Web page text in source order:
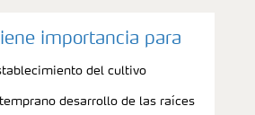
importancia para
del cultivo
desarrollo de las raíces